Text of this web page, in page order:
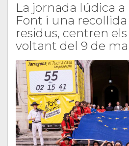
La jornada lúdica a
Font i una
residus, centren els
voltant del 9 de